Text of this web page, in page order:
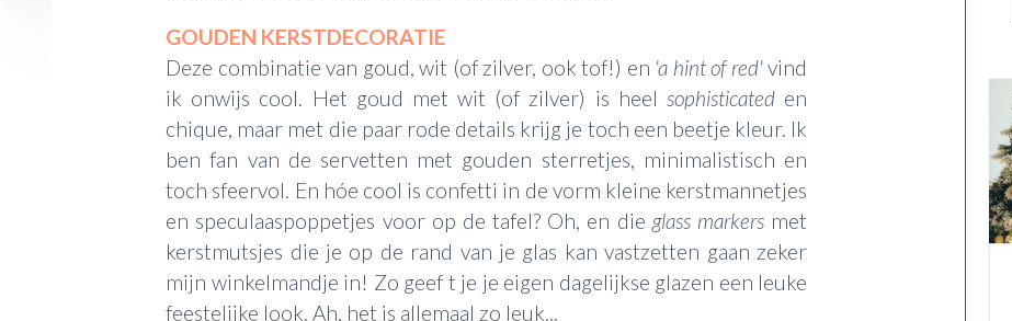
GOUDEN KERSTDECORATIE
Deze combinatie van goud, wit (of zilver, ook tof!) en 'a hint of red'vind
ik onwijs cool. Het goud met wit (of zilver) is heel sophisticated en
chique, maar met die paar rode details krijg je toch een beetje kleur. Ik
ben fan van de servetten met gouden sterretjes, minimalistisch en
toch sfeervol. En hóe cool is confetti in de vorm kleine kerstmannetjes
en speculaaspoppetjes voor op de tafel? Oh, en die glass markersmet
kerstmutsjes die je op de rand van je glas kan vastzetten gaan zeker
mijn winkelmandje in! Zo geef t je je eigen dagelijkse glazen een leuke
feestelijke look. Ah, het is allemaal zo leuk...